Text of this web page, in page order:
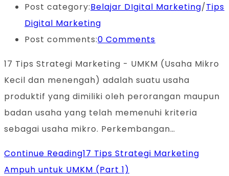
Post category:Belajar DIgital Marketing/Tips
Digital Marketing
Post comments:0 Comments
17 Tips Strategi Marketing - UMKM (Usaha Mikro
Kecil dan menengah) adalah suatu usaha
produktif yang dimiliki oleh perorangan maupun
badan usaha yang telah memenuhi kriteria
sebagai usaha mikro. Perkembangan…
Continue Reading17 Tips Strategi Marketing
Ampuh untuk UMKM (Part 1)